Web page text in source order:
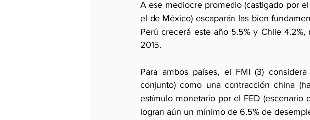
A ese mediocre promedio (castigado por
el de México) escaparán las bien
Perú crecerá este año 5.5% y Chile
2015.
Para ambos países, el FMI (3)
conjunto) como una contracción china
estímulo monetario por el FED (escenario
logran aún un mínimo de 6.5% de